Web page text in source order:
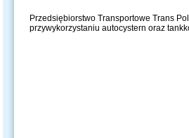
Przedsiębiorstwo Transportowe Trans
przywykorzystaniu autocystern oraz